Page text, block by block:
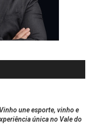
une esporte, vinho e
única no Vale do